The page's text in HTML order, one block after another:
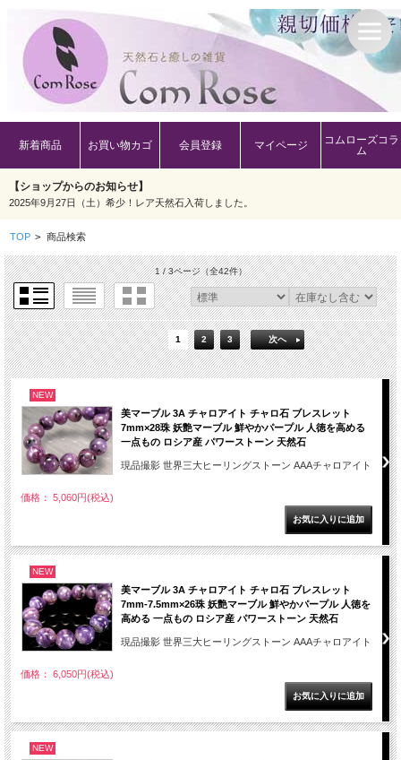
新着商品 お買い物カゴ 会員登録 マイページ
コムローズコラ
ム
【ショップからのお知らせ】
2025年9月27日（土）希少！レア天然石入荷しました。
TOP > 商品検索
1 / 3ページ（全42件）
1 2 3 次へ
NEW
美マーブル 3A チャロアイト チャロ石 ブレスレット
7mm×28珠 妖艶マーブル 鮮やかパープル 人徳を高める
一点もの ロシア産 パワーストーン 天然石
現品撮影 世界三大ヒーリングストーン AAAチャロアイト
価格： 5,060円(税込)
NEW
美マーブル 3A チャロアイト チャロ石 ブレスレット
7mm-7.5mm×26珠 妖艶マーブル 鮮やかパープル 人徳を
高める 一点もの ロシア産 パワーストーン 天然石
現品撮影 世界三大ヒーリングストーン AAAチャロアイト
価格： 6,050円(税込)
NEW